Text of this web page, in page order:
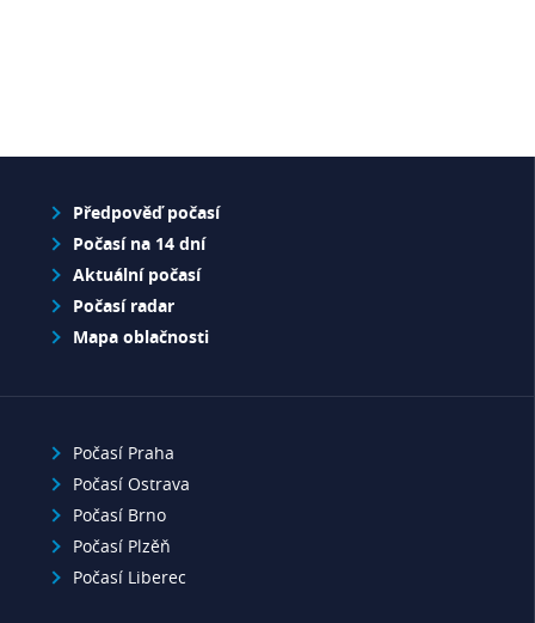
Předpověď počasí
Počasí na 14 dní
Aktuální počasí
Počasí radar
Mapa oblačnosti
Počasí Praha
Počasí Ostrava
Počasí Brno
Počasí Plzěň
Počasí Liberec